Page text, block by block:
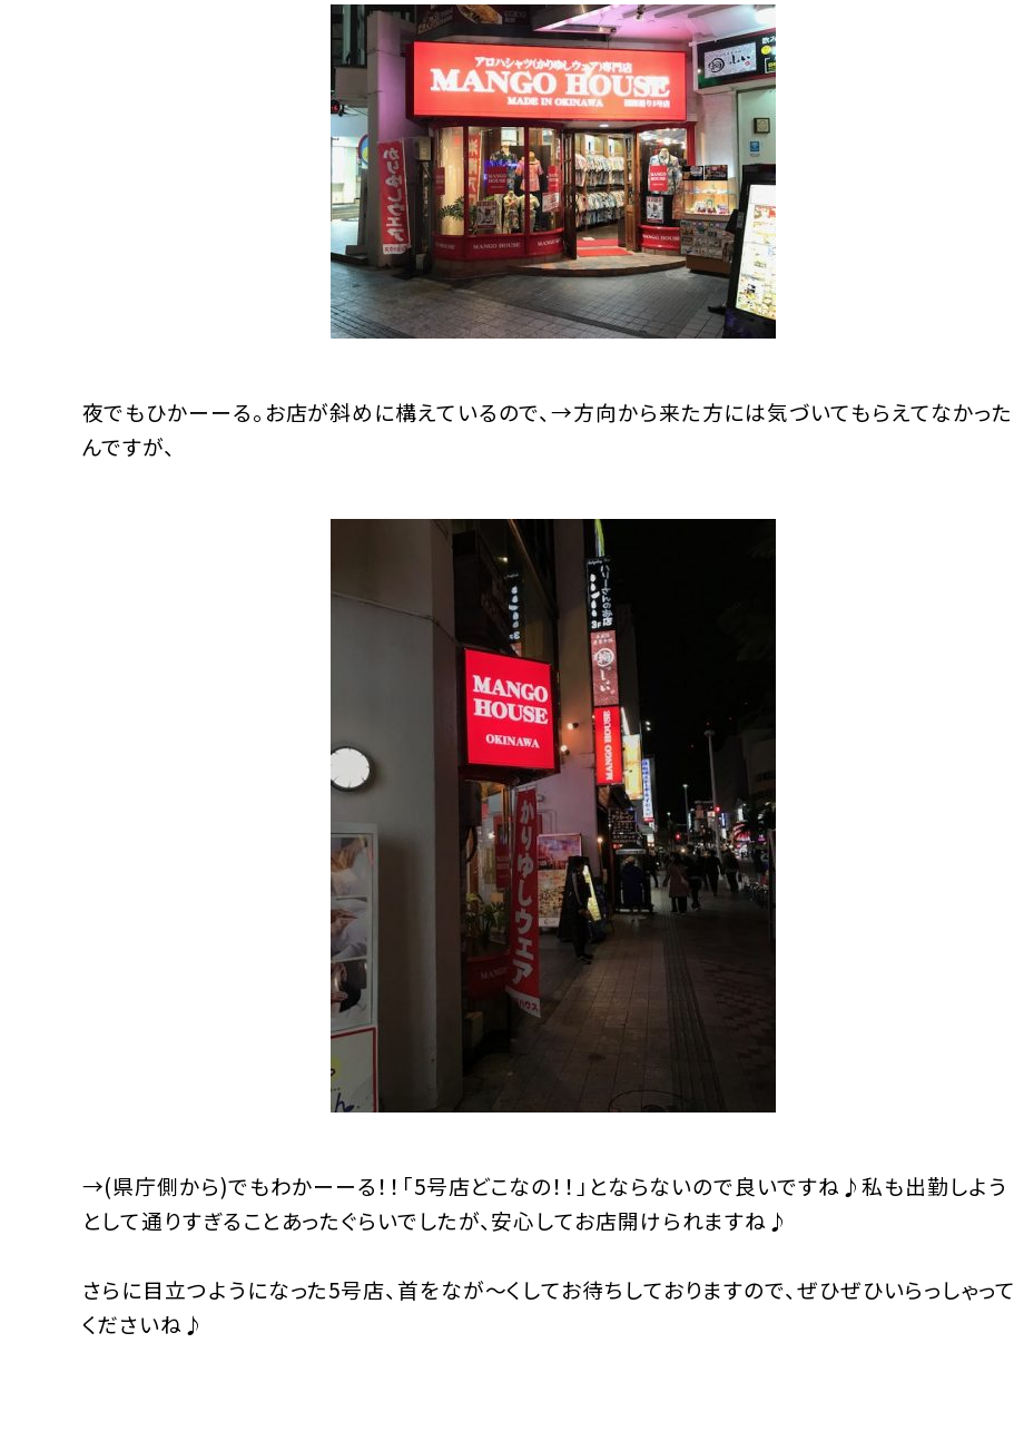
夜でもひかーーる。お店が斜めに構えているので、→方向から来た方には気づいてもらえてなかった
んですが、
→(県庁側から)でもわかーーる！！「5号店どこなの！！」とならないので良いですね♪私も出勤しよう
として通りすぎることあったぐらいでしたが、安心してお店開けられますね♪
さらに目立つようになった5号店、首をなが～くしてお待ちしておりますので、ぜひぜひいらっしゃって
くださいね♪